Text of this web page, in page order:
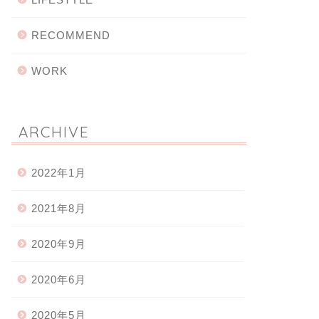
RECOMMEND
WORK
ARCHIVE
2022年1月
2021年8月
2020年9月
2020年6月
2020年5月